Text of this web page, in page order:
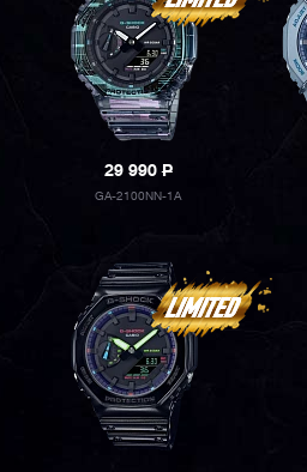
29 990P
GA-2100NN-1A